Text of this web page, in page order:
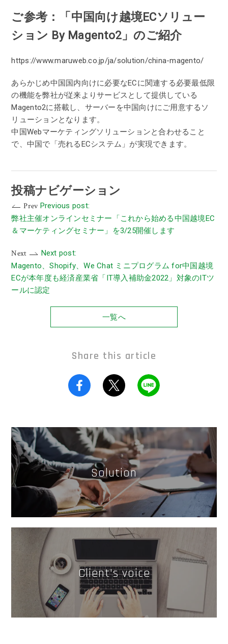
ご参考：「中国向け越境ECソリュー
ション By Magento2」のご紹介
https://www.maruweb.co.jp/ja/solution/china-magento/
あらかじめ中国国内向けに必要なECに関連する必要最低限
の機能を弊社が従来よりサービスとして提供している
Magento2に搭載し、サーバーを中国向けにご用意するソ
リューションとなります。
中国Webマーケティングソリューションと合わせること
で、中国で「売れるECシステム」が実現できます。
投稿ナビゲーション
Prev Previous post:
弊社主催オンラインセミナー「これから始める中国越境EC
＆マーケティングセミナー」を3/25開催します
Next
Next post:
Magento、Shopify、We Chat ミニプログラム for中国越境
ECが本年度も経済産業省「IT導入補助金2022」対象のITツ
ールに認定
一覧へ
Share this article
Solution
Client's voice